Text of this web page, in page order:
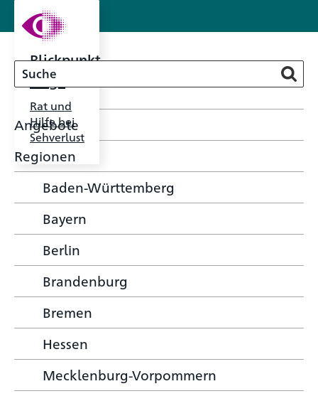
Blickpunkt
Auge
Rat und
Hilfe bei
Sehverlust
Angebote
Regionen
Baden-Württemberg
Bayern
Berlin
Brandenburg
Bremen
Hessen
Mecklenburg-Vorpommern